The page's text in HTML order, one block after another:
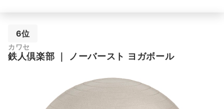
6位
カワセ
鉄人倶楽部 ｜ ノーバースト ヨガボール